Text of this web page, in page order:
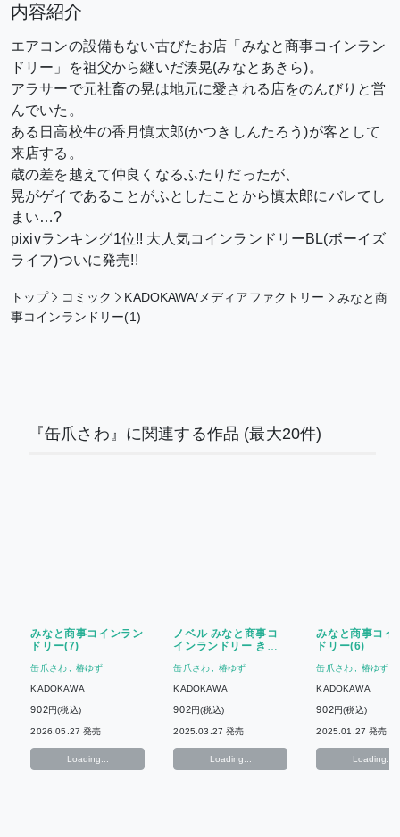
内容紹介
エアコンの設備もない古びたお店「みなと商事コインラン
ドリー」を祖父から継いだ湊晃(みなとあきら)。
アラサーで元社畜の晃は地元に愛される店をのんびりと営
んでいた。
ある日高校生の香月慎太郎(かつきしんたろう)が客として
来店する。
歳の差を越えて仲良くなるふたりだったが、
晃がゲイであることがふとしたことから慎太郎にバレてし
まい…?
pixivランキング1位!! 大人気コインランドリーBL(ボーイズ
ライフ)ついに発売!!
トップ コミック KADOKAWA/メディアファクトリー
みなと商
事コインランドリー(1)
『缶爪さわ』に関連する作品 (最大20件)
みなと商事コインラン
ドリー(7)
缶爪さわ 椿ゆず
KADOKAWA
902円(税込)
2026.05.27 発売
Loading...
ノベル みなと商事コ
インランドリー きみ
缶爪さわ 椿ゆず
KADOKAWA
902円(税込)
2025.03.27 発売
Loading...
みなと商事コイ
ドリー(6)
缶爪さわ 椿ゆず
KADOKAWA
902円(税込)
2025.01.27 発売
Loading...